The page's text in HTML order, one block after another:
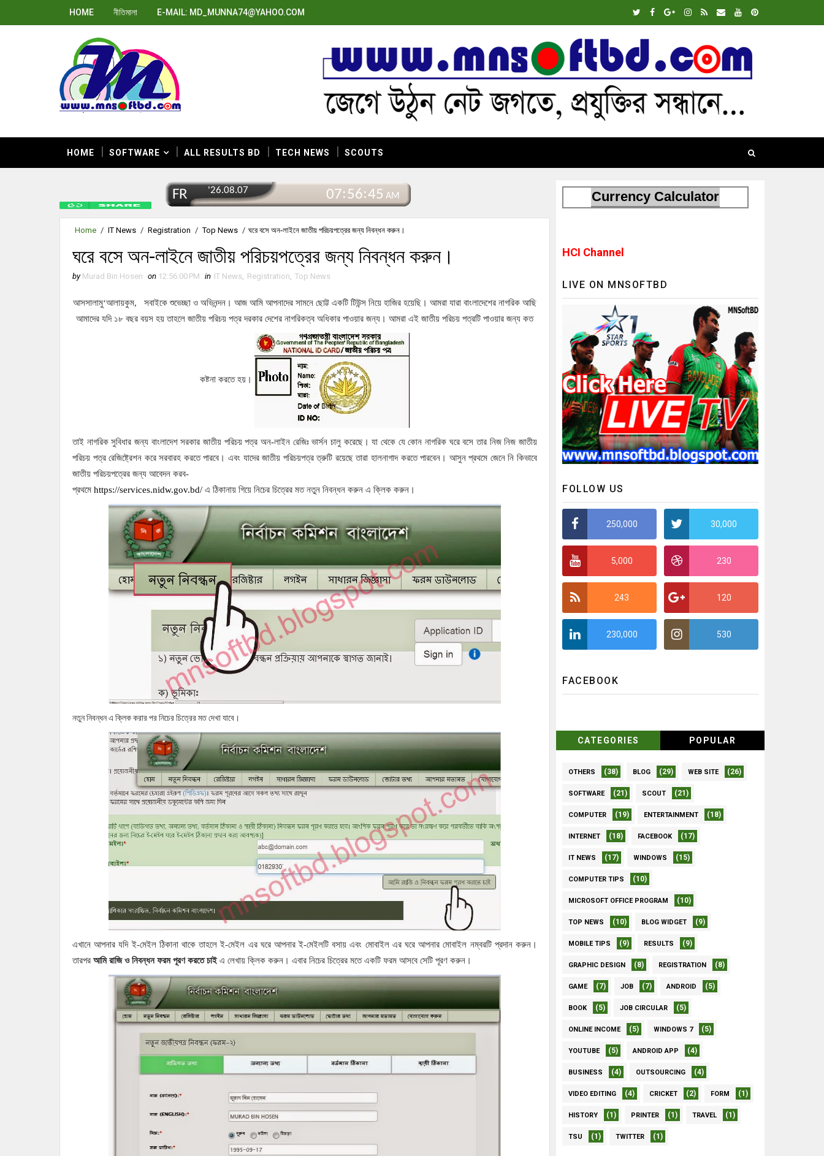
HOME নীতিমালা E-MAIL: MD_MUNNA74@YAHOO.COM
HOME SOFTWARE ALL RESULTS BD TECH NEWS SCOUTS
Home / IT News / Registration / Top News / ঘরে বসে অন-লাইনে জাতীয় পরিচয়পত্রের জন্য নিবন্ধন করুন।
ঘরে বসে অন-লাইনে জাতীয় পরিচয়পত্রের জন্য নিবন্ধন করুন।
by Murad Bin Hosen on 12:56:00 PM in IT News, Registration, Top News
আসসালামু‘আলায়কুম, সবাইকে শুভেচ্ছা ও অভিনন্দন। আজ আমি আপনাদের সামনে ছোট্ট একটি টিউন্স নিয়ে হাজির হয়েছি। আমরা যারা বাংলাদেশের নাগরিক আছি
আমাদের যদি ১৮ বছর বয়স হয় তাহলে জাতীয় পরিচয় পত্র দরকার দেশের নাগরিকত্ব অধিকার পাওয়ার জন্য। আমরা এই জাতীয় পরিচয় পত্রটি পাওয়ার জন্য কত
কষ্টনা করতে হয়।
তাই নাগরিক সুবিধার জন্য বাংলাদেশ সরকার জাতীয় পরিচয় পত্র অন-লাইন রেজিঃ ভার্সন চালু করেছে। যা থেকে যে কোন নাগরিক ঘরে বসে তার নিজ নিজ জাতীয়
পরিচয় পত্র রেজিষ্ট্রেশন করে সরবারহ করতে পারবে। এবং যাদের জাতীয় পরিচয়পত্র ত্রুটি রয়েছে তারা হালনাগাদ করতে পারবেন। আসুন প্রথমে জেনে নি কিভাবে
জাতীয় পরিচয়পত্রের জন্য আবেদন করব-
প্রথমে https://services.nidw.gov.bd/ এ ঠিকানায় গিয়ে নিচের চিত্রের মত নতুন নিবন্ধন করুন এ ক্লিক করুন।
নতুন নিবন্ধন এ ক্লিক করার পর নিচের চিত্রের মত দেখা যাবে।
এখানে আপনার যদি ই-মেইল ঠিকানা থাকে তাহলে ই-মেইল এর ঘরে আপনার ই-মেইলটি বসায় এবং মোবাইল এর ঘরে আপনার মোবাইল নম্বরটি প্রদান করুন।
তারপর আমি রাজি ও নিবন্ধন ফরম পূরণ করতে চাইএ লেখায় ক্লিক করুন। এবার নিচের চিত্রের মতে একটি ফরম আসবে সেটি পূরণ করুন।
Currency Calculator
HCI Channel
LIVE ON MNSOFTBD
FOLLOW US
250,000 30,000
5,000 230
243 120
230,000 530
FACEBOOK
CATEGORIES POPULAR
OTHERS (38) BLOG (29) WEB SITE (26)
SOFTWARE (21) SCOUT (21)
COMPUTER (19) ENTERTAINMENT (18)
INTERNET (18) FACEBOOK (17)
IT NEWS (17) WINDOWS (15)
COMPUTER TIPS (10)
MICROSOFT OFFICE PROGRAM (10)
TOP NEWS (10) BLOG WIDGET (9)
MOBILE TIPS (9) RESULTS (9)
GRAPHIC DESIGN (8) REGISTRATION (8)
GAME (7) JOB (7) ANDROID (5)
BOOK (5) JOB CIRCULAR (5)
ONLINE INCOME (5) WINDOWS 7 (5)
YOUTUBE (5) ANDROID APP (4)
BUSINESS (4) OUTSOURCING (4)
VIDEO EDITING (4) CRICKET (2) FORM (1)
HISTORY (1) PRINTER (1) TRAVEL (1)
TSU (1) TWITTER (1)